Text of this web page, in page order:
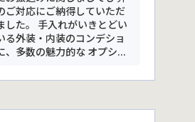
ご対応にご納得していただ
した。 手入れがいきとどい
る外装・内装のコンデショ
、多数の魅力的な オプシ...